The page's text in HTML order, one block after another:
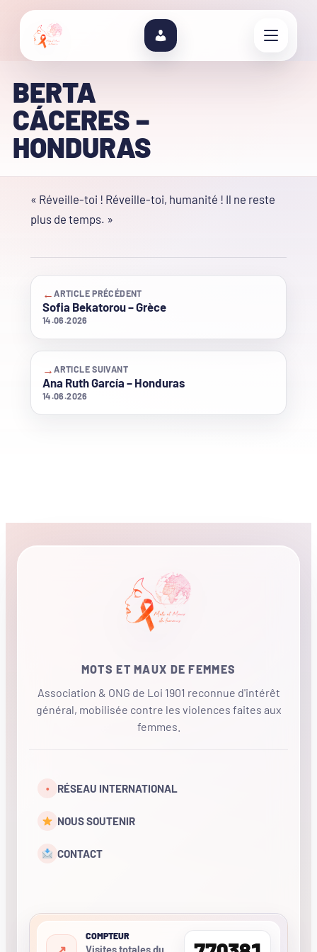
BERTA
CÁCERES –
HONDURAS
« Réveille-toi ! Réveille-toi, humanité ! Il ne reste
plus de temps. »
←ARTICLE PRÉCÉDENT
Sofia Bekatorou – Grèce
14.06.2026
→ARTICLE SUIVANT
Ana Ruth García – Honduras
14.06.2026
MOTS ET MAUX DE FEMMES
Association & ONG de Loi 1901 reconnue d'intérêt
général, mobilisée contre les violences faites aux
femmes.
• RÉSEAU INTERNATIONAL
NOUS SOUTENIR
CONTACT
COMPTEUR
Visites totales du